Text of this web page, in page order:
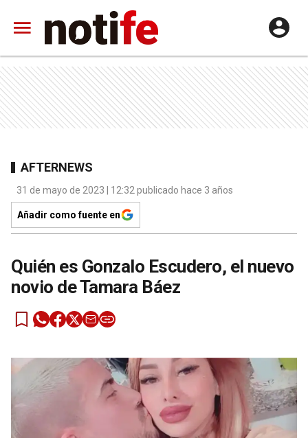
AFTERNEWS
31 de mayo de 2023 | 12:32 publicado hace 3 años
Añadir como fuente en
Quién es Gonzalo Escudero, el nuevo
novio de Tamara Báez